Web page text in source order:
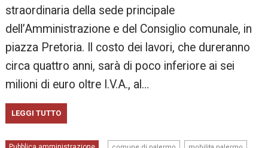
straordinaria della sede principale
dell’Amministrazione e del Consiglio comunale, in
piazza Pretoria. Il costo dei lavori, che dureranno
circa quattro anni, sarà di poco inferiore ai sei
milioni di euro oltre I.V.A., al…
LEGGI TUTTO